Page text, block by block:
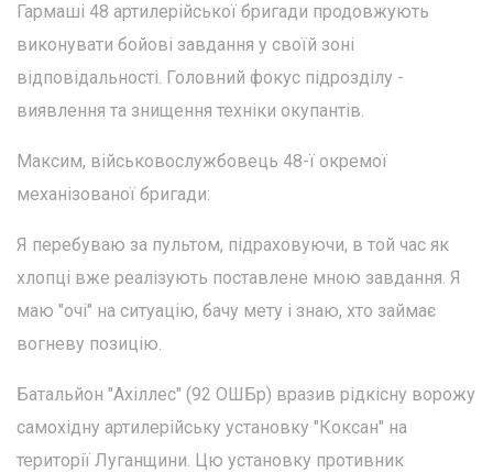
Гармаші 48 артилерійської бригади продовжують
виконувати бойові завдання у своїй зоні
відповідальності. Головний фокус підрозділу -
виявлення та знищення техніки окупантів.
Максим, військовослужбовець 48-ї окремої
механізованої бригади:
Я перебуваю за пультом, підраховуючи, в той час як
хлопці вже реалізують поставлене мною завдання. Я
маю "очі" на ситуацію, бачу мету і знаю, хто займає
вогневу позицію.
Батальйон "Ахіллес" (92 ОШБр) вразив рідкісну ворожу
самохідну артилерійську установку "Коксан" на
території Луганщини. Цю установку противник